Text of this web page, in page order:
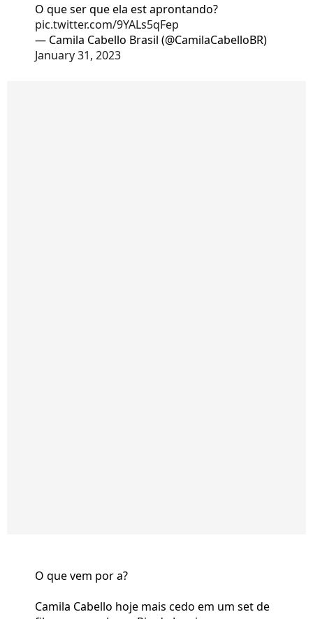
O que ser que ela est aprontando?
pic.twitter.com/9YALs5qFep
— Camila Cabello Brasil (@CamilaCabelloBR)
January 31, 2023
O que vem por a?
Camila Cabello hoje mais cedo em um set de